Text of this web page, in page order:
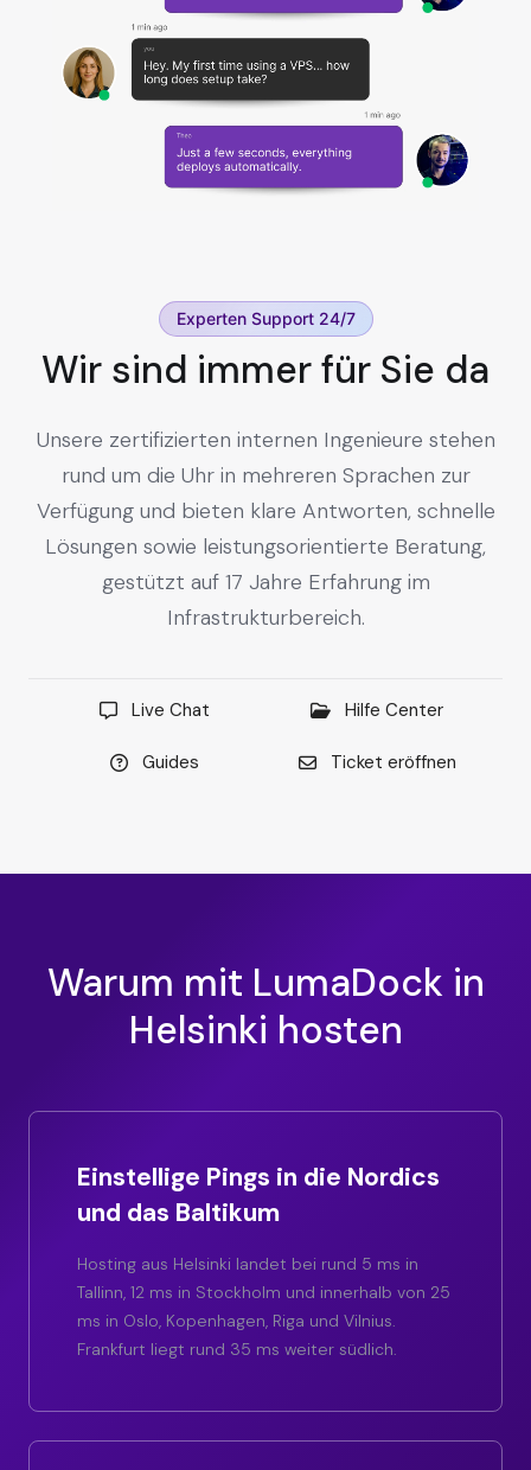
Experten Support 24/7
Wir sind immer für Sie da
Unsere zertifizierten internen Ingenieure stehen
rund um die Uhr in mehreren Sprachen zur
Verfügung und bieten klare Antworten, schnelle
Lösungen sowie leistungsorientierte Beratung,
gestützt auf 17 Jahre Erfahrung im
Infrastrukturbereich.
Live Chat Hilfe Center
Guides Ticket eröffnen
Warum mit LumaDock in
Helsinki hosten
Einstellige Pings in die Nordics
und das Baltikum
Hosting aus Helsinki landet bei rund 5 ms in
Tallinn, 12 ms in Stockholm und innerhalb von 25
ms in Oslo, Kopenhagen, Riga und Vilnius.
Frankfurt liegt rund 35 ms weiter südlich.